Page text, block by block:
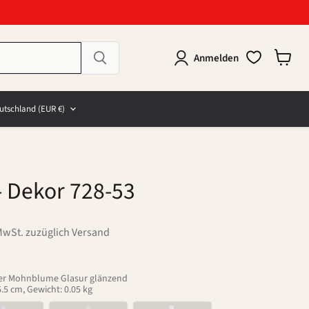
Anmelden
(EUR €)
Dekor 728-53
zuzüglich Versand
Mohnblume Glasur glänzend
cm, Gewicht: 0.05 kg